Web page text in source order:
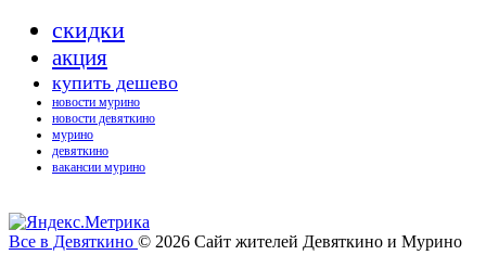
скидки
акция
купить дешево
новости мурино
новости девяткино
мурино
девяткино
вакансии мурино
Все в Девяткино © 2026 Сайт жителей Девяткино и Мурино